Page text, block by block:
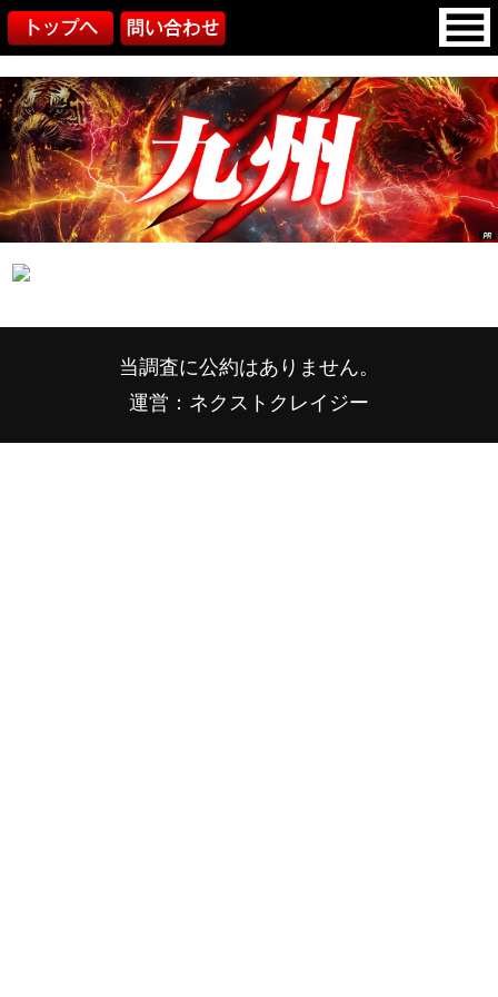
当調査に公約はありません。
運営：ネクストクレイジー